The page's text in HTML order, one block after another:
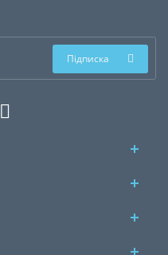
Підписка